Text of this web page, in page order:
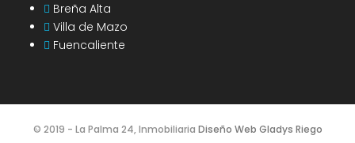
Breña Alta
Villa de Mazo
Fuencaliente
© 2019 - La Palma 24, Inmobiliaria Diseño Web Gladys Riego